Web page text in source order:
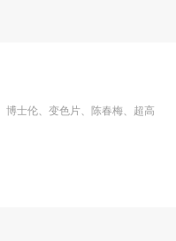
博士伦、变色片、陈春梅、超高